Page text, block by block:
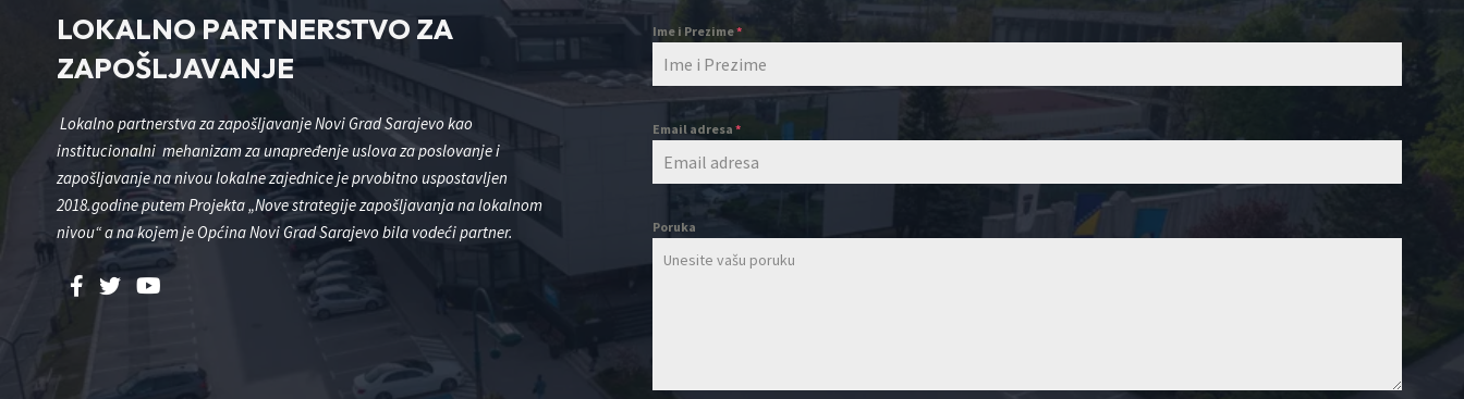
LOKALNO PARTNERSTVO ZA
ZAPOŠLJAVANJE
Lokalno partnerstva za zapošljavanje Novi Grad Sarajevo kao
institucionalni mehanizam za unapređenje uslova za poslovanje i
zapošljavanje na nivou lokalne zajednice je prvobitno uspostavljen
2018.godine putem Projekta „Nove strategije zapošljavanja na lokalnom
nivou“ a na kojem je Općina Novi Grad Sarajevo bila vodeći partner.
Ime i Prezime*
Email adresa*
Poruka